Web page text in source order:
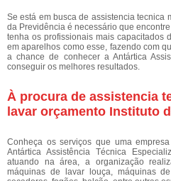
Se está em busca de assistencia tecnica
da Previdência é necessário que
tenha os profissionais mais capacitados
em aparelhos como esse, fazendo com
a chance de conhecer a Antártica
conseguir os melhores resultados.
À procura de assistencia
lavar orçamento Instituto
Conheça os serviços que uma
Antártica Assistência Técnica
atuando na área, a organização
máquinas de lavar louça, máquinas